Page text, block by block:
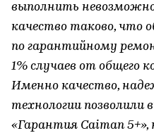
выполнить
качество таково, что
по гарантийному
1% случаев от общего
Именно качество,
технологии позволили
«Гарантия Caiman